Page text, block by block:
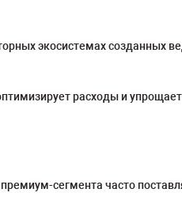
экосистемах созданных
расходы и упрощает
сегмента часто